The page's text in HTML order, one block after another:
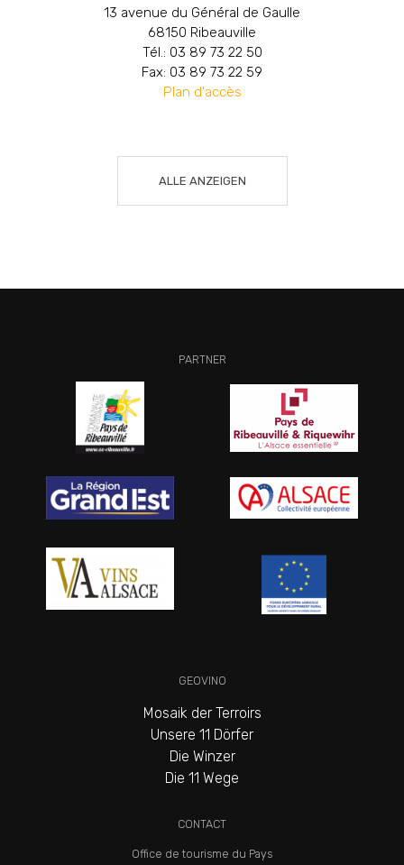
13 avenue du Général de Gaulle
68150 Ribeauville
Tél.: 03 89 73 22 50
Fax: 03 89 73 22 59
Plan d'accès
ALLE ANZEIGEN
PARTNER
GEOVINO
Mosaik der Terroirs
Unsere 11 Dörfer
Die Winzer
Die 11 Wege
CONTACT
Office de tourisme du Pays